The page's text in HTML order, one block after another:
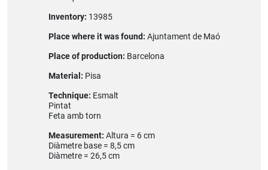
Inventory: 13985
Place where it was found: Ajuntament de Maó
Place of production: Barcelona
Material: Pisa
Technique: Esmalt
Pintat
Feta amb torn
Measurement: Altura = 6 cm
Diàmetre base = 8,5 cm
Diàmetre = 26,5 cm